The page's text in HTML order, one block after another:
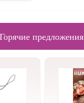
Горячие предложения